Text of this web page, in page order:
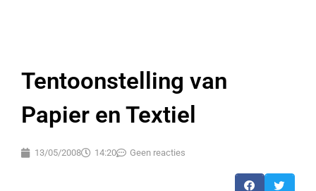
Tentoonstelling van
Papier en Textiel
13/05/2008 14:20 Geen reacties